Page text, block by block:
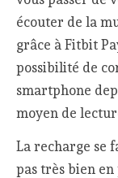
écouter de la
grâce à Fitbit
possibilité de
smartphone
moyen de
La recharge se
pas très bien